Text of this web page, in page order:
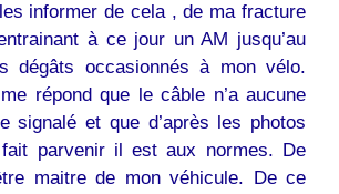
informer de cela , de ma fracture
à ce jour un AM jusqu’au
dégâts occasionnés à mon vélo.
répond que le câble n’a aucune
signalé et que d’après les photos
parvenir il est aux normes. De
maitre de mon véhicule. De ce